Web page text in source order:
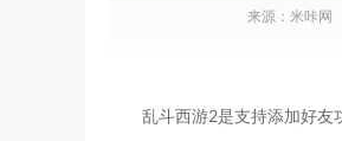
来源： 米咔网
乱斗西游2是支持添加好友